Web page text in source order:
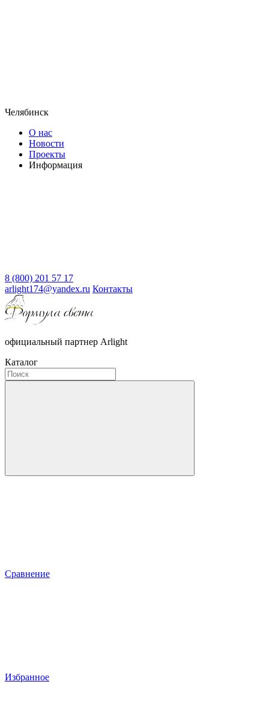
Челябинск
О нас
Новости
Проекты
Информация
8 (800) 201 57 17
arlight174@yandex.ru Контакты
официальный партнер Arlight
Каталог
Сравнение
Избранное